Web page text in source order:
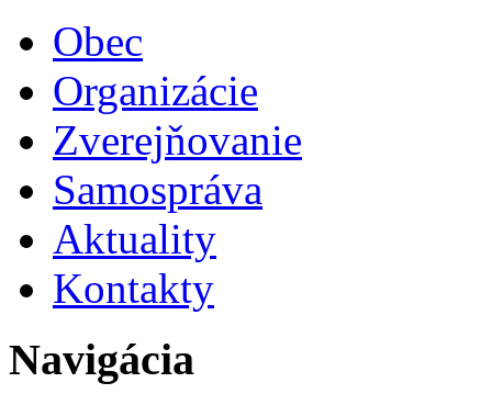
Obec
Organizácie
Zverejňovanie
Samospráva
Aktuality
Kontakty
Navigácia